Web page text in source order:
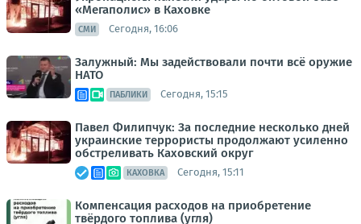
«Мегаполис» в Каховке
СМИ Сегодня, 16:06
Залужный: Мы задействовали почти всё оружие
НАТО
ПАБЛИКИ Сегодня, 15:15
Павел Филипчук: За последние несколько дней
украинские террористы продолжают усиленно
обстреливать Каховский округ
КАХОВКА Сегодня, 15:11
Компенсация расходов на приобретение
твёрдого топлива (угля)